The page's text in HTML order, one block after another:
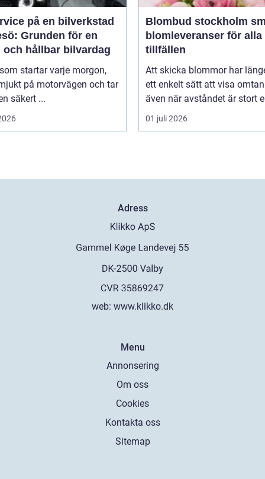
på en bilverkstad
Grunden för en
och hållbar bilvardag
startar varje morgon,
på motorvägen och tar
säkert ...
Blombud stockholm smidiga
blomleveranser för alla
tillfällen
Att skicka blommor har
ett enkelt sätt att visa
även när avståndet är stort
01 juli 2026
Adress
web: www.klikko.dk
Menu
Annonsering
Om oss
Cookies
Kontakta oss
Sitemap